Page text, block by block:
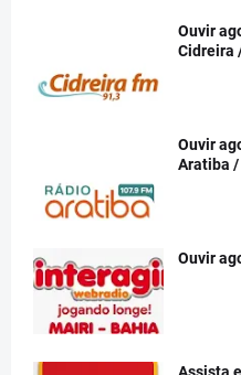
Ouvir
Cidreira
Ouvir
Aratiba /
Ouvir
Assista